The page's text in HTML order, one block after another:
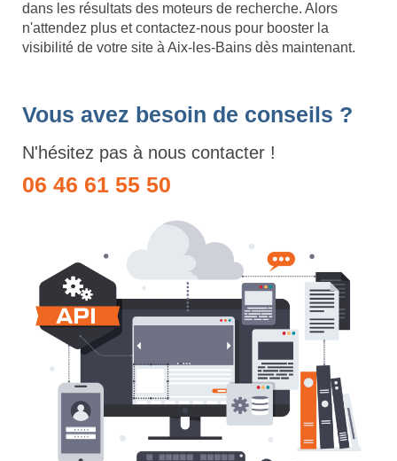
dans les résultats des moteurs de recherche. Alors
n'attendez plus et contactez-nous pour booster la
visibilité de votre site à Aix-les-Bains dès maintenant.
Vous avez besoin de conseils ?
N'hésitez pas à nous contacter !
06 46 61 55 50